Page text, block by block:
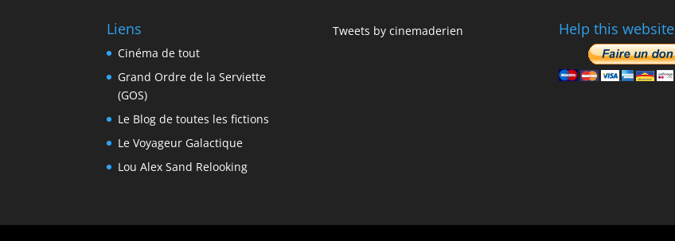
Liens
Cinéma de tout
Grand Ordre de la Serviette
(GOS)
Le Blog de toutes les fictions
Le Voyageur Galactique
Lou Alex Sand Relooking
Tweets by cinemaderien Help this website